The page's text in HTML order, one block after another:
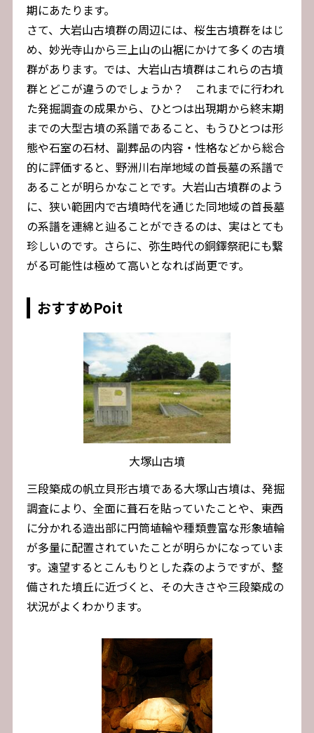
期にあたります。
さて、大岩山古墳群の周辺には、桜生古墳群をはじ
め、妙光寺山から三上山の山裾にかけて多くの古墳
群があります。では、大岩山古墳群はこれらの古墳
群とどこが違うのでしょうか？ これまでに行われ
た発掘調査の成果から、ひとつは出現期から終末期
までの大型古墳の系譜であること、もうひとつは形
態や石室の石材、副葬品の内容・性格などから総合
的に評価すると、野洲川右岸地域の首長墓の系譜で
あることが明らかなことです。大岩山古墳群のよう
に、狭い範囲内で古墳時代を通じた同地域の首長墓
の系譜を連綿と辿ることができるのは、実はとても
珍しいのです。さらに、弥生時代の銅鐸祭祀にも繋
がる可能性は極めて高いとなれば尚更です。
おすすめPoit
大塚山古墳
三段築成の帆立貝形古墳である大塚山古墳は、発掘
調査により、全面に葺石を貼っていたことや、東西
に分かれる造出部に円筒埴輪や種類豊富な形象埴輪
が多量に配置されていたことが明らかになっていま
す。遠望するとこんもりとした森のようですが、整
備された墳丘に近づくと、その大きさや三段築成の
状況がよくわかります。